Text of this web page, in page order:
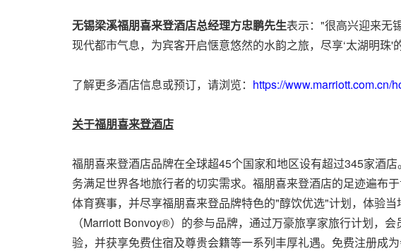
无锡梁溪福朋喜来登酒店总经理方忠鹏先生表示："很高兴迎来无
现代都市气息，为宾客开启惬意悠然的水韵之旅，尽享‘太湖明珠'
了解更多酒店信息或预订，请浏览： https://www.marriott.com.cn/
关于福朋喜来登酒店
福朋喜来登酒店品牌在全球超45个国家和地区设有超过345家酒
务满足世界各地旅行者的切实需求。福朋喜来登酒店的足迹遍布
体育赛事，并尽享福朋喜来登品牌特色的"醇饮优选"计划，体验
（Marriott Bonvoy®）的参与品牌，通过万豪旅享家旅行计划，
验，并获享免费住宿及尊贵会籍等一系列丰厚礼遇。免费注册成